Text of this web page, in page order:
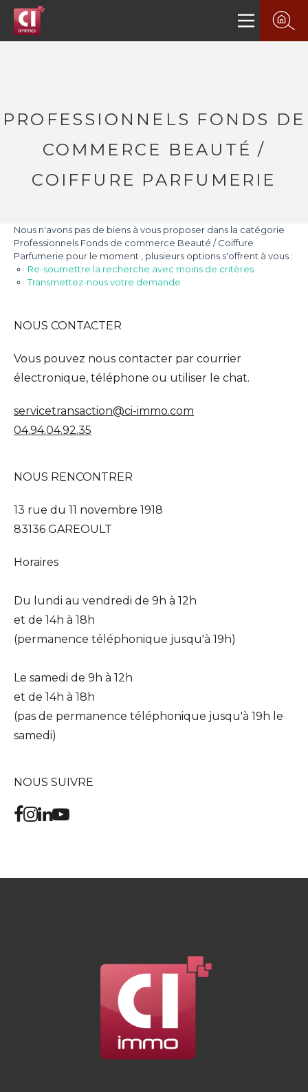
PROFESSIONNELS FONDS DE
COMMERCE BEAUTÉ /
COIFFURE PARFUMERIE
Nous n'avons pas de biens à vous proposer dans la catégorie
Professionnels Fonds de commerce Beauté / Coiffure
Parfumerie pour le moment , plusieurs options s'offrent à vous :
Re-soumettre la recherche avec moins de critères.
Transmettez-nous votre demande
NOUS CONTACTER
Vous pouvez nous contacter par courrier
électronique, téléphone ou utiliser le chat.
servicetransaction@ci-immo.com
04.94.04.92.35
NOUS RENCONTRER
13 rue du 11 novembre 1918
83136 GAREOULT
Horaires
Du lundi au vendredi de 9h à 12h
et de 14h à 18h
(permanence téléphonique jusqu'à 19h)
Le samedi de 9h à 12h
et de 14h à 18h
(pas de permanence téléphonique jusqu'à 19h le
samedi)
NOUS SUIVRE